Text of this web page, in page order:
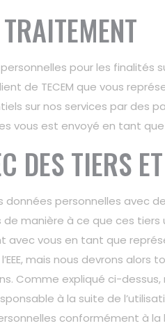
pour les finalités
de TECEM que vous
sur nos services par
vous est envoyé en tant
DES TIERS
données personnelles avec
de manière à ce que ces
avec vous en tant que
mais nous devrons
Comme expliqué ci-
à la suite de
conformément à la